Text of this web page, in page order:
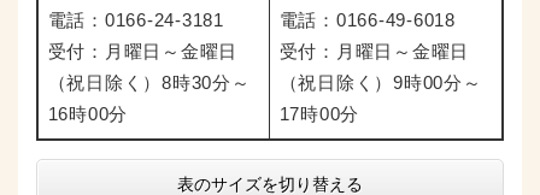
電話：0166-24-3181
受付：月曜日～金曜日
（祝日除く）8時30分～
16時00分
電話：0166-49-6018
受付：月曜日～金曜日
（祝日除く）9時00分～
17時00分
表のサイズを切り替える